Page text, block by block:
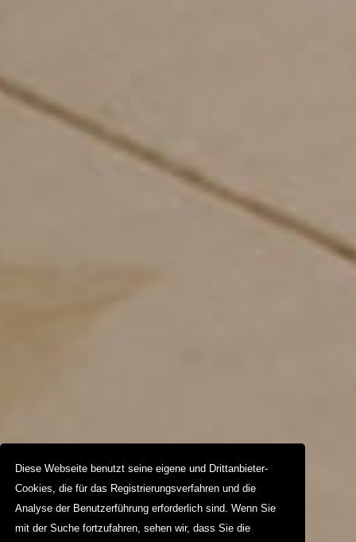
Diese Webseite benutzt seine eigene und Drittanbieter-
Cookies, die für das Registrierungsverfahren und die
Analyse der Benutzerführung erforderlich sind. Wenn Sie
mit der Suche fortzufahren, sehen wir, dass Sie die